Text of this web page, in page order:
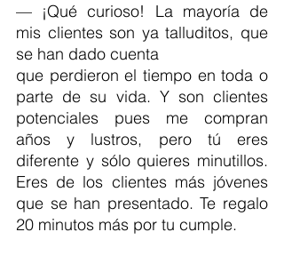
— ¡Qué curioso! La mayoría de
mis clientes son ya talluditos, que
se han dado cuenta
que perdieron el tiempo en toda o
parte de su vida. Y son clientes
potenciales pues me compran
años y lustros, pero tú eres
diferente y sólo quieres minutillos.
Eres de los clientes más jóvenes
que se han presentado. Te regalo
20 minutos más por tu cumple.